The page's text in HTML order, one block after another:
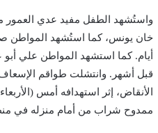
واستُشهد الطفل مفيد عدي العمور
خان يونس، كما استُشهد المواطن
أيام. كما استشهد المواطن علي
قبل أشهر. وانتشلت طواقم
الأنقاض، إثر استهدافه أمس
ممدوح شراب من أمام منزله في